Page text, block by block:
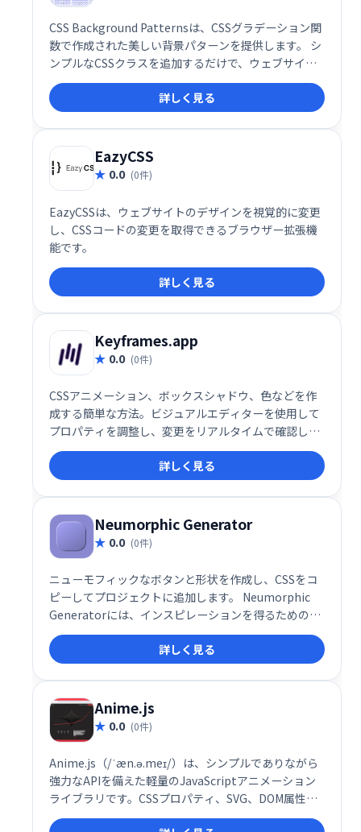
CSS Background Patternsは、CSSグラデーション関
数で作成された美しい背景パターンを提供します。 シ
ンプルなCSSクラスを追加するだけで、ウェブサイト
やアプリケーションの背景を簡単に、そして魅力的に
演出できます。洗練されたデザインで、あなたのプロ
ジェクトをワンランクアップさせましょう。
詳しく見る
EazyCSS
0.0 (0件)
EazyCSSは、ウェブサイトのデザインを視覚的に変更
し、CSSコードの変更を取得できるブラウザー拡張機
能です。
詳しく見る
Keyframes.app
0.0 (0件)
CSSアニメーション、ボックスシャドウ、色などを作
成する簡単な方法。ビジュアルエディターを使用して
プロパティを調整し、変更をリアルタイムで確認しま
す。次に、生成されたCSSをすぐに取得して、プロジ
ェクトで使用します。詳しく見る
Neumorphic Generator
0.0 (0件)
ニューモフィックなボタンと形状を作成し、CSSをコ
ピーしてプロジェクトに追加します。 Neumorphic
Generatorには、インスピレーションを得るための50
以上のプリセットが付属しています。
詳しく見る
Anime.js
0.0 (0件)
Anime.js（/ˈæn.ə.meɪ/）は、シンプルでありながら
強力なAPIを備えた軽量のJavaScriptアニメーション
ライブラリです。CSSプロパティ、SVG、DOM属性、
JavaScriptオブジェクトで動作します。